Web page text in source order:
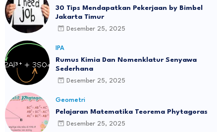
30 Tips Mendapatkan Pekerjaan by Bimbel
Jakarta Timur
Desember 25, 2025
IPA
Rumus Kimia Dan Nomenklatur Senyawa
Sederhana
Desember 25, 2025
Geometri
Pelajaran Matematika Teorema Phytagoras
Desember 25, 2025